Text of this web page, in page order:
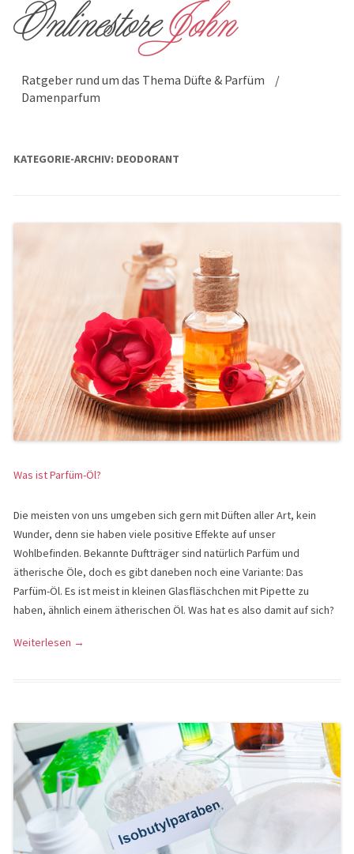
Ratgeber rund um das Thema Düfte & Parfüm
/
Damenparfum
KATEGORIE-ARCHIV: DEODORANT
Was ist Parfüm-Öl?
Die meisten von uns umgeben sich gern mit Düften aller Art, kein
Wunder, denn sie haben viele positive Effekte auf unser
Wohlbefinden. Bekannte Duftträger sind natürlich Parfüm und
ätherische Öle, doch es gibt daneben noch eine Variante: Das
Parfüm-Öl. Es ist meist in kleinen Glasfläschchen mit Pipette zu
haben, ähnlich einem ätherischen Öl. Was hat es also damit auf sich?
Weiterlesen →